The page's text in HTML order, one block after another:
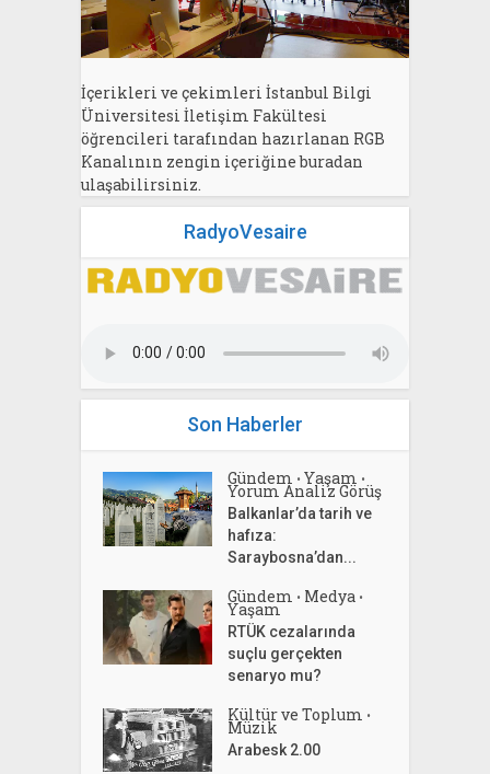
İçerikleri ve çekimleri İstanbul Bilgi
Üniversitesi İletişim Fakültesi
öğrencileri tarafından hazırlanan RGB
Kanalının zengin içeriğine buradan
ulaşabilirsiniz.
RadyoVesaire
Son Haberler
Gündem • Yaşam •
Yorum Analiz Görüş
Balkanlar’da tarih ve
hafıza:
Saraybosna’dan...
Gündem • Medya •
Yaşam
RTÜK cezalarında
suçlu gerçekten
senaryo mu?
Kültür ve Toplum •
Müzik
Arabesk 2.00